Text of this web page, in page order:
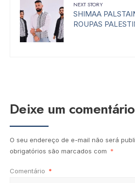
NEXT STORY
SHIMAA
ROUPAS
Deixe um comentário
O seu endereço de e-mail não será
obrigatórios são marcados com *
Comentário *